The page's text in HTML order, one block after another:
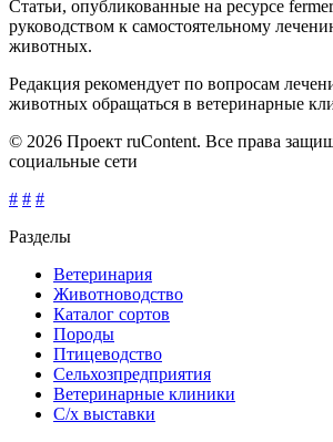
Статьи, опубликованные на ресурсе
руководством к самостоятельному
животных.
Редакция рекомендует по вопросам
животных обращаться в ветеринарные
© 2026 Проект ruContent. Все права
социальные сети
# # #
Разделы
Ветеринария
Животноводство
Каталог сортов
Породы
Птицеводство
Сельхозпредприятия
Ветеринарные клиники
С/х выставки